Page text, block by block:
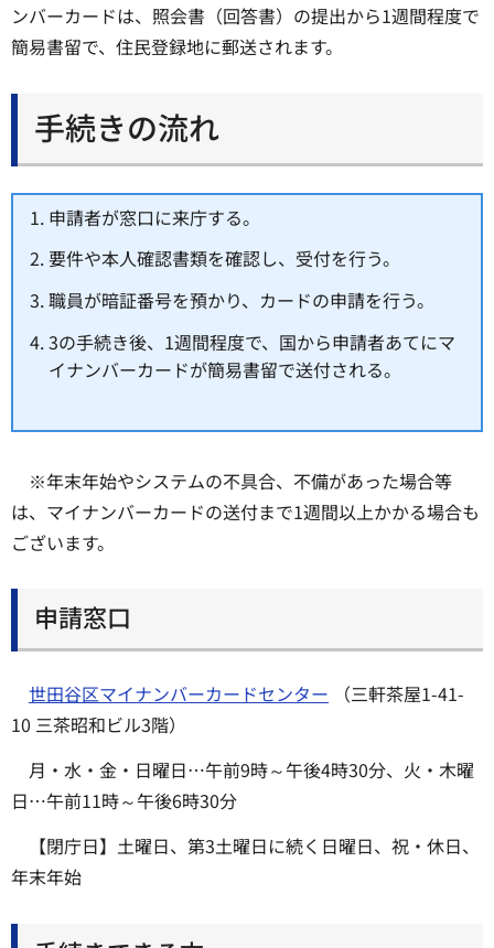
ンバーカードは、照会書（回答書）の提出から1週間程度で
簡易書留で、住民登録地に郵送されます。
手続きの流れ
申請者が窓口に来庁する。
要件や本人確認書類を確認し、受付を行う。
職員が暗証番号を預かり、カードの申請を行う。
3の手続き後、1週間程度で、国から申請者あてにマ
イナンバーカードが簡易書留で送付される。
※年末年始やシステムの不具合、不備があった場合等
は、マイナンバーカードの送付まで1週間以上かかる場合も
ございます。
申請窓口
世田谷区マイナンバーカードセンター （三軒茶屋1-41-
10 三茶昭和ビル3階）
月・水・金・日曜日…午前9時～午後4時30分、火・木曜
日…午前11時～午後6時30分
【閉庁日】土曜日、第3土曜日に続く日曜日、祝・休日、
年末年始